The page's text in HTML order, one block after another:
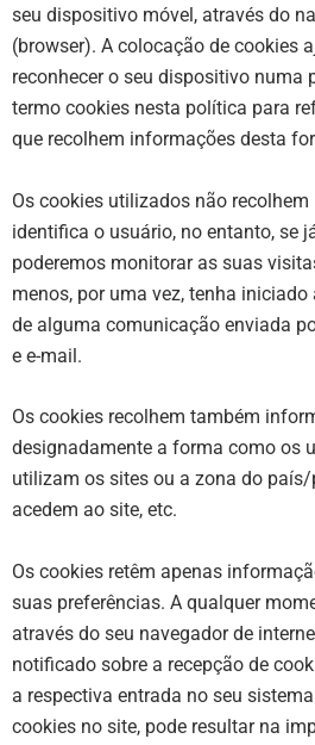
seu dispositivo móvel, através do
(browser). A colocação de cookies
reconhecer o seu dispositivo numa
termo cookies nesta política para
que recolhem informações desta
Os cookies utilizados não
identifica o usuário, no entanto, se
poderemos monitorar as suas
menos, por uma vez, tenha
de alguma comunicação enviada
e e-mail.
Os cookies recolhem também
designadamente a forma como os
utilizam os sites ou a zona do país/
acedem ao site, etc.
Os cookies retêm apenas
suas preferências. A qualquer
através do seu navegador de
notificado sobre a recepção de
a respectiva entrada no seu
cookies no site, pode resultar na